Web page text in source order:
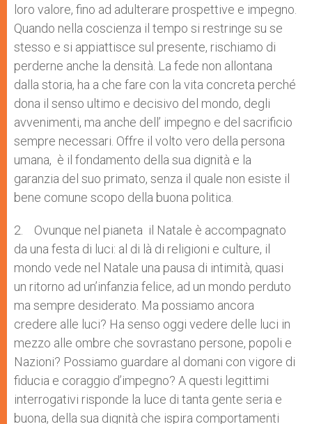
loro valore, fino ad adulterare prospettive e impegno.
Quando nella coscienza il tempo si restringe su se
stesso e si appiattisce sul presente, rischiamo di
perderne anche la densità. La fede non allontana
dalla storia, ha a che fare con la vita concreta perché
dona il senso ultimo e decisivo del mondo, degli
avvenimenti, ma anche dell’ impegno e del sacrificio
sempre necessari. Offre il volto vero della persona
umana, è il fondamento della sua dignità e la
garanzia del suo primato, senza il quale non esiste il
bene comune scopo della buona politica.
2. Ovunque nel pianeta il Natale è accompagnato
da una festa di luci: al di là di religioni e culture, il
mondo vede nel Natale una pausa di intimità, quasi
un ritorno ad un’infanzia felice, ad un mondo perduto
ma sempre desiderato. Ma possiamo ancora
credere alle luci? Ha senso oggi vedere delle luci in
mezzo alle ombre che sovrastano persone, popoli e
Nazioni? Possiamo guardare al domani con vigore di
fiducia e coraggio d’impegno? A questi legittimi
interrogativi risponde la luce di tanta gente seria e
buona, della sua dignità che ispira comportamenti